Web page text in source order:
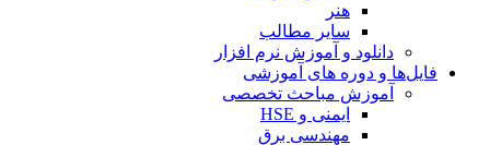
هنر
سایر مطالب
دانلود و آموزش نرم افزار
فایل‌ها و دوره های آموزشی
آموزش مباحث تخصصی
ایمنی و HSE
مهندسی برق